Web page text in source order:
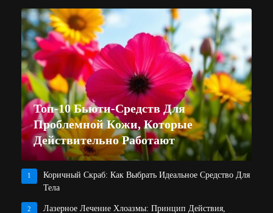
Топ-10 Бьюти-Средств Для
Проблемной Кожи, Которые
Действительно Работают
1
Коричный Скраб: Как Выбрать Идеальное Средство Для
Тела
2 Лазерное Лечение Хлоазмы: Принцип Действия,